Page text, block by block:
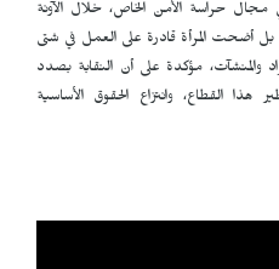
حراسة الأمن الخاص، خلال الآونة
بل أضحت المرأة قادرة على العمل في شتى
والمنشآت، مؤكدة على أن النقابة بصدد
القطاع، وانتزاع الحقوق الأساسية